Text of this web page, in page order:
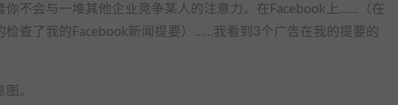
你不会与一堆其他企业竞争某人的注意力。在Facebook上……（在
检查了我的Facebook新闻提要）……我看到3个广告在我的提要的
。